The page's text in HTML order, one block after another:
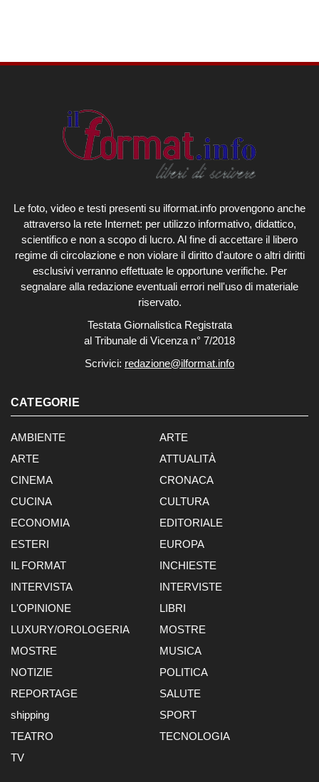
Le foto, video e testi presenti su ilformat.info provengono anche
attraverso la rete Internet: per utilizzo informativo, didattico,
scientifico e non a scopo di lucro. Al fine di accettare il libero
regime di circolazione e non violare il diritto d'autore o altri diritti
esclusivi verranno effettuate le opportune verifiche. Per
segnalare alla redazione eventuali errori nell'uso di materiale
riservato.
Testata Giornalistica Registrata
al Tribunale di Vicenza n° 7/2018
Scrivici: redazione@ilformat.info
CATEGORIE
AMBIENTE
ARTE
ARTE
ATTUALITÀ
CINEMA
CRONACA
CUCINA
CULTURA
ECONOMIA
EDITORIALE
ESTERI
EUROPA
IL FORMAT
INCHIESTE
INTERVISTA
INTERVISTE
L'OPINIONE
LIBRI
LUXURY/OROLOGERIA
MOSTRE
MOSTRE
MUSICA
NOTIZIE
POLITICA
REPORTAGE
SALUTE
shipping
SPORT
TEATRO
TECNOLOGIA
TV